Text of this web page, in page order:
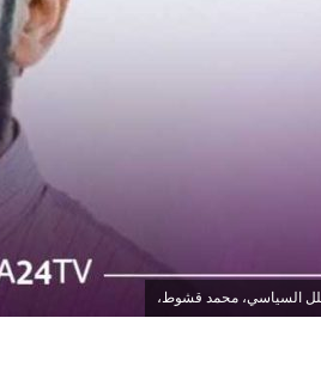
السياسي، محمد قشوط،